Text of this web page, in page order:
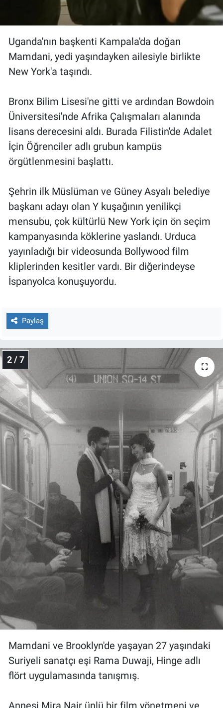
Uganda'nın başkenti Kampala'da doğan
Mamdani, yedi yaşındayken ailesiyle birlikte
New York'a taşındı.
Bronx Bilim Lisesi'ne gitti ve ardından Bowdoin
Üniversitesi'nde Afrika Çalışmaları alanında
lisans derecesini aldı. Burada Filistin'de Adalet
İçin Öğrenciler adlı grubun kampüs
örgütlenmesini başlattı.
Şehrin ilk Müslüman ve Güney Asyalı belediye
başkanı adayı olan Y kuşağının yenilikçi
mensubu, çok kültürlü New York için ön seçim
kampanyasında köklerine yaslandı. Urduca
yayınladığı bir videosunda Bollywood film
kliplerinden kesitler vardı. Bir diğerindeyse
İspanyolca konuşuyordu.
Paylaş
2 / 7
Mamdani ve Brooklyn'de yaşayan 27 yaşındaki
Suriyeli sanatçı eşi Rama Duwaji, Hinge adlı
flört uygulamasında tanışmış.
Annesi Mira Nair ünlü bir film yönetmeni ve
Yerel Gündem
Yerel Yaşam
Canlı Yayın